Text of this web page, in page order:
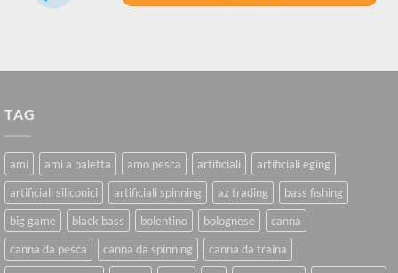
TAG
ami ami a paletta amo pesca artificiali
artificiali eging
artificiali siliconici
artificiali spinning az trading
bass fishing
big game
black bass bolentino bolognese
canna
canna da pesca
canna da spinning
canna da traina